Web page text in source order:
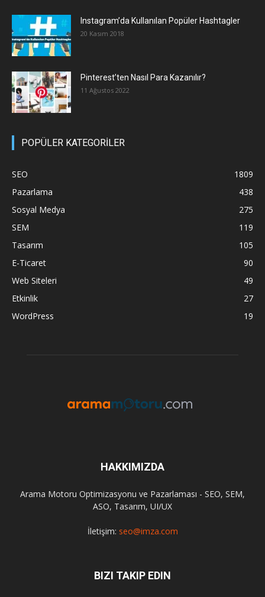
Instagram’da Kullanılan Popüler Hashtagler
20 Kasım 2018
Pinterest’ten Nasıl Para Kazanılır?
11 Ağustos 2022
POPÜLER KATEGORİLER
SEO
1809
Pazarlama
438
Sosyal Medya
275
SEM
119
Tasarım
105
E-Ticaret
90
Web Siteleri
49
Etkinlik
27
WordPress
19
HAKKIMIZDA
Arama Motoru Optimizasyonu ve Pazarlaması - SEO, SEM,
ASO, Tasarım, UI/UX
İletişim: seo@imza.com
BIZI TAKIP EDIN